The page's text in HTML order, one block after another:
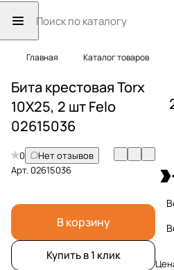
Главная Каталог товаров
Бита крестовая Torx
10X25, 2 шт Felo
02615036
0
Нет отзывов
Арт.02615036
В корзину
Купить в 1 клик